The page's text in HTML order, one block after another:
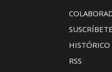
HISTÓRICO
RSS